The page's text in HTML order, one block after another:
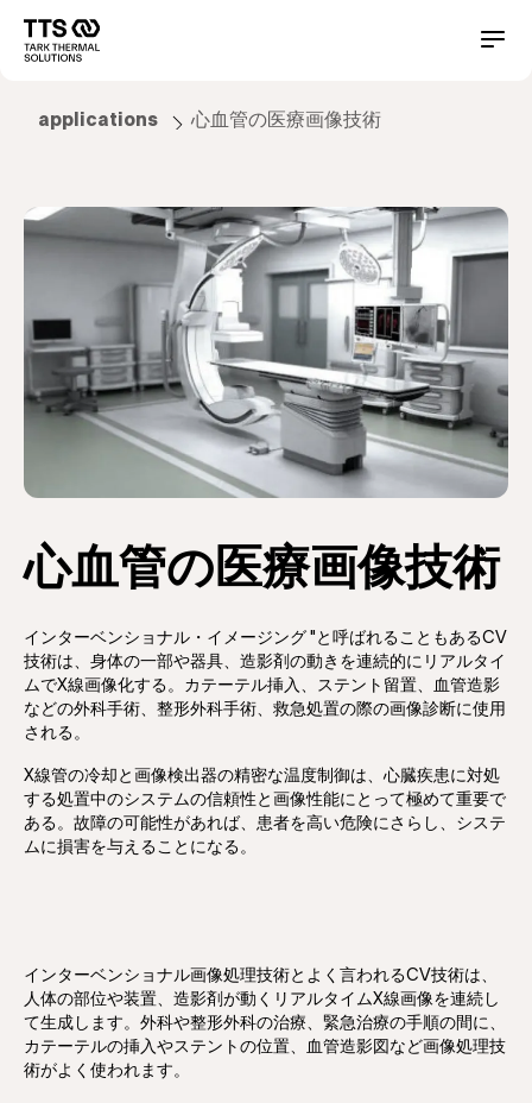
applications 心血管の医療画像技術
心血管の医療画像技術
インターベンショナル・イメージング "と呼ばれることもあるCV
技術は、身体の一部や器具、造影剤の動きを連続的にリアルタイ
ムでX線画像化する。カテーテル挿入、ステント留置、血管造影
などの外科手術、整形外科手術、救急処置の際の画像診断に使用
される。
X線管の冷却と画像検出器の精密な温度制御は、心臓疾患に対処
する処置中のシステムの信頼性と画像性能にとって極めて重要で
ある。故障の可能性があれば、患者を高い危険にさらし、システ
ムに損害を与えることになる。
インターベンショナル画像処理技術とよく言われるCV技術は、
人体の部位や装置、造影剤が動くリアルタイムX線画像を連続し
て生成します。外科や整形外科の治療、緊急治療の手順の間に、
カテーテルの挿入やステントの位置、血管造影図など画像処理技
術がよく使われます。